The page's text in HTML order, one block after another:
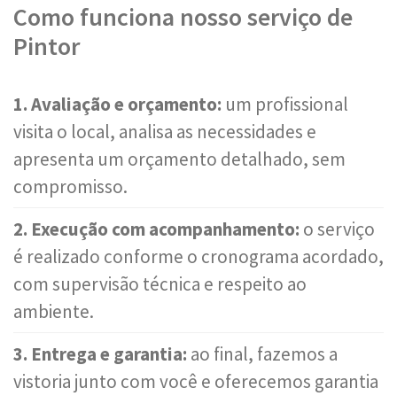
Como funciona nosso serviço de
Pintor
1. Avaliação e orçamento: um profissional
visita o local, analisa as necessidades e
apresenta um orçamento detalhado, sem
compromisso.
2. Execução com acompanhamento: o serviço
é realizado conforme o cronograma acordado,
com supervisão técnica e respeito ao
ambiente.
3. Entrega e garantia: ao final, fazemos a
vistoria junto com você e oferecemos garantia